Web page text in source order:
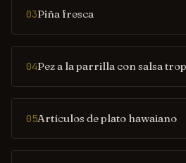
03Piña fresca
04Pez a la parrilla con salsa
05Artículos de plato hawaiano